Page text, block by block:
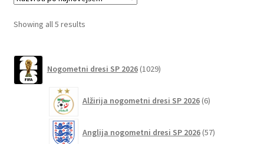
Showing all 5 resultsSorted
Nogometni dresi SP 2026 1029izdelkov
Alžirija nogometni dresi SP 2026 6izdelkov
Anglija nogometni dresi SP 2026 57izdelkov